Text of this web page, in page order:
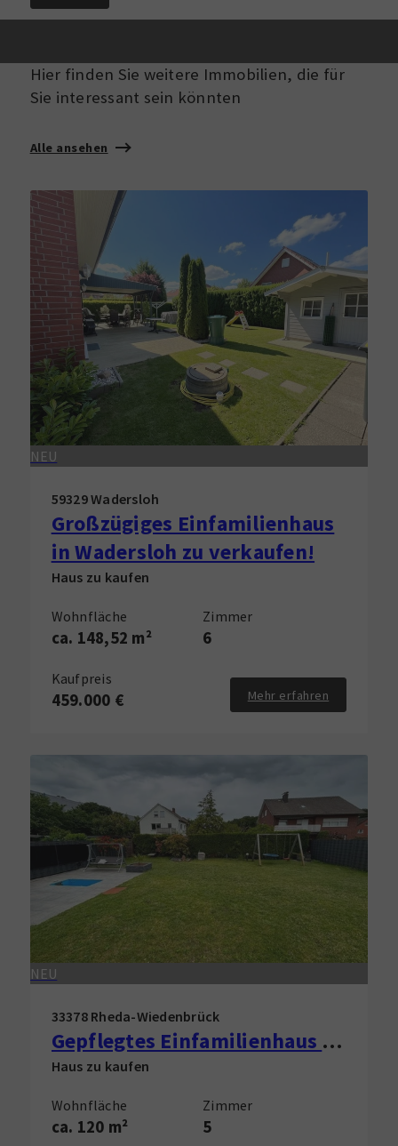
Hier finden Sie weitere Immobilien, die für
Sie interessant sein könnten
Alle ansehen
NEU
59329 Wadersloh
Großzügiges Einfamilienhaus
in Wadersloh zu verkaufen!
Haus zu kaufen
Wohnfläche
ca. 148,52 m²
Zimmer
6
Kaufpreis
459.000 € Mehr erfahren
NEU
33378 Rheda-Wiedenbrück
Gepflegtes Einfamilienhaus in Rheda-Wiedenbrück zu verkaufen!
Haus zu kaufen
Wohnfläche
ca. 120 m²
Zimmer
5